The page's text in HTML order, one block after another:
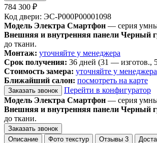
784 300 ₽
Код двери: ЭС-P000P00001098
Модель Электра Смартфон — серия
Внешняя и внутренняя панели Черный
до ткани.
Монтаж: уточняйте у менеджера
Срок получения: 36 дней (31 — изготов.,
Стоимость замера: уточняйте у менеджера
Ближайший салон: посмотреть на карте
Заказать звонок
Перейти в конфигуратор
Модель Электра Смартфон — серия
Внешняя и внутренняя панели Черный
до ткани.
Заказать звонок
Описание
Фото текстур Отзывы 3